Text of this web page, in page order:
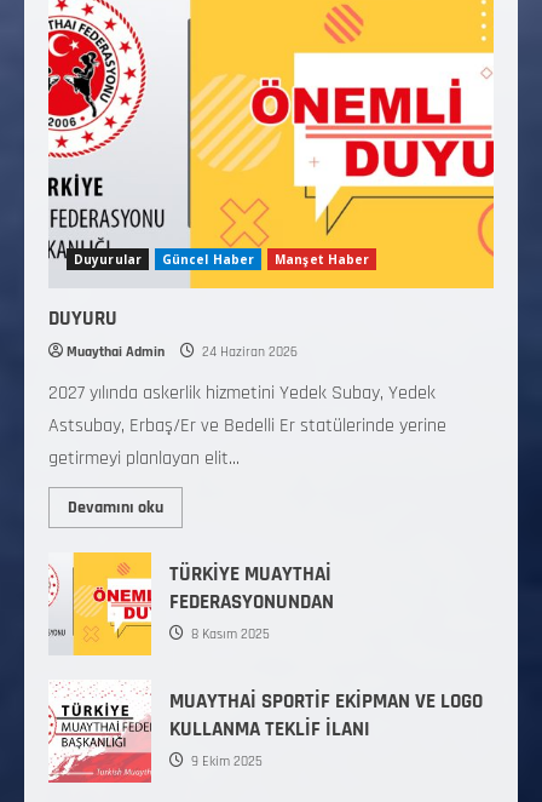
Duyurular Güncel Haber Manşet Haber
DUYURU
Muaythai Admin 24 Haziran 2026
2027 yılında askerlik hizmetini Yedek Subay, Yedek
Astsubay, Erbaş/Er ve Bedelli Er statülerinde yerine
getirmeyi planlayan elit...
Devamını oku
TÜRKİYE MUAYTHAİ
FEDERASYONUNDAN
8 Kasım 2025
MUAYTHAİ SPORTİF EKİPMAN VE LOGO
KULLANMA TEKLİF İLANI
9 Ekim 2025